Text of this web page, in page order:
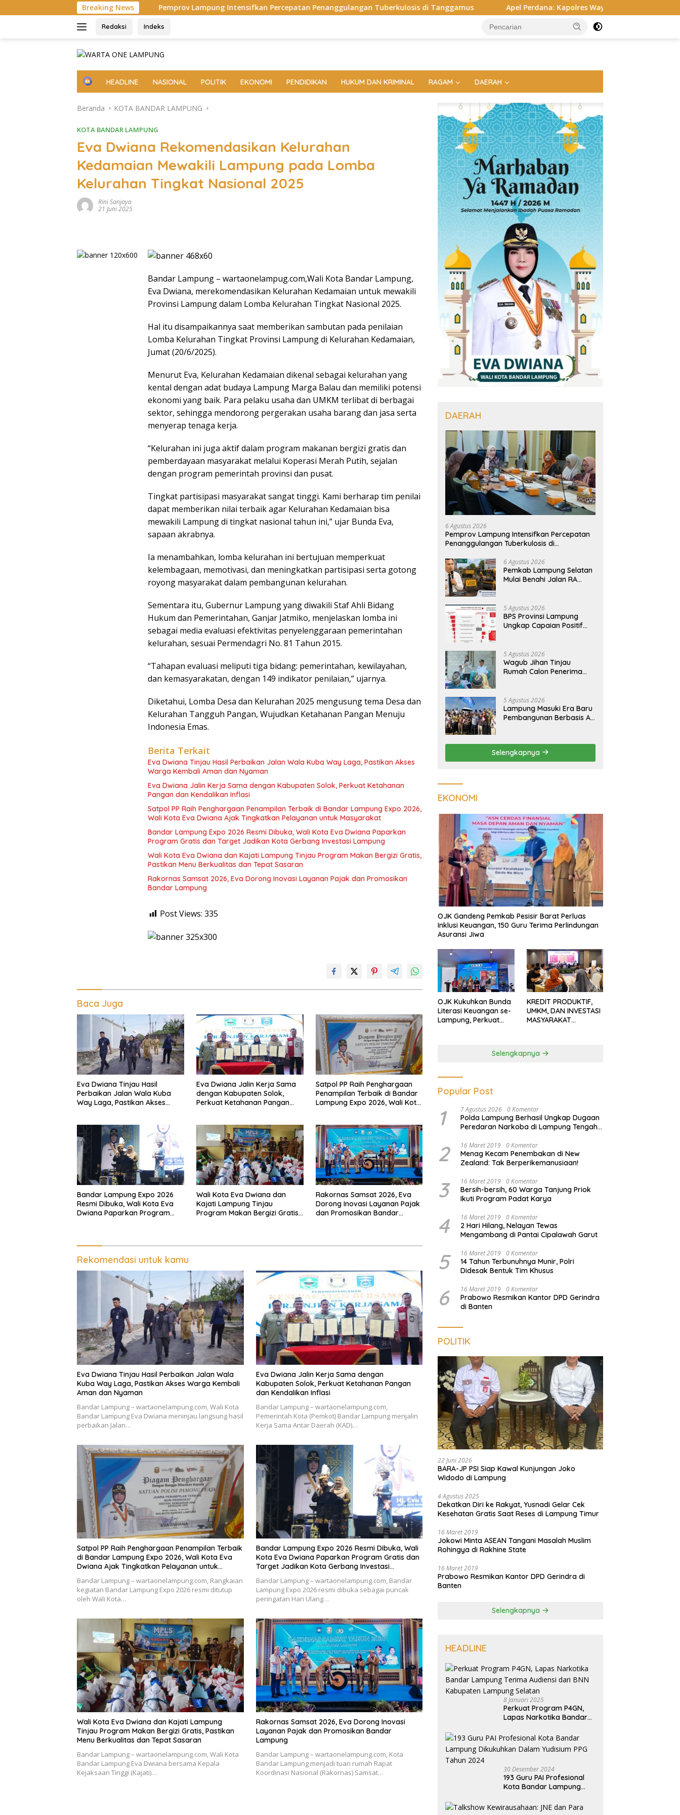
ke
Breaking News
Pemprov Lampung Intensifkan Percepatan Penanggulangan Tuberkulosis di Tanggamus Apel Perdana: Kapolres Way Kanan Tekankan Soliditas, Disiplin, hingga
Redaksi Indeks
H
e
HEADLINE NASIONAL POLITIK EKONOMI PENDIDIKAN HUKUM DAN KRIMINAL RAGAM DAERAH
Beranda KOTA BANDAR LAMPUNG
KOTA BANDAR LAMPUNG
Eva Dwiana Rekomendasikan Kelurahan
Kedamaian Mewakili Lampung pada Lomba
Kelurahan Tingkat Nasional 2025
Rini Sanjaya
21 Juni 2025
Bandar Lampung – wartaonelampug.com,Wali Kota Bandar Lampung,
Eva Dwiana, merekomendasikan Kelurahan Kedamaian untuk mewakili
Provinsi Lampung dalam Lomba Kelurahan Tingkat Nasional 2025.
Hal itu disampaikannya saat memberikan sambutan pada penilaian
Lomba Kelurahan Tingkat Provinsi Lampung di Kelurahan Kedamaian,
Jumat (20/6/2025).
Menurut Eva, Kelurahan Kedamaian dikenal sebagai kelurahan yang
kental dengan adat budaya Lampung Marga Balau dan memiliki potensi
ekonomi yang baik. Para pelaku usaha dan UMKM terlibat di berbagai
sektor, sehingga mendorong pergerakan usaha barang dan jasa serta
menyerap tenaga kerja.
“Kelurahan ini juga aktif dalam program makanan bergizi gratis dan
pemberdayaan masyarakat melalui Koperasi Merah Putih, sejalan
dengan program pemerintah provinsi dan pusat.
Tingkat partisipasi masyarakat sangat tinggi. Kami berharap tim penilai
dapat memberikan nilai terbaik agar Kelurahan Kedamaian bisa
mewakili Lampung di tingkat nasional tahun ini,” ujar Bunda Eva,
sapaan akrabnya.
Ia menambahkan, lomba kelurahan ini bertujuan memperkuat
kelembagaan, memotivasi, dan meningkatkan partisipasi serta gotong
royong masyarakat dalam pembangunan kelurahan.
Sementara itu, Gubernur Lampung yang diwakili Staf Ahli Bidang
Hukum dan Pemerintahan, Ganjar Jatmiko, menjelaskan lomba ini
sebagai media evaluasi efektivitas penyelenggaraan pemerintahan
kelurahan, sesuai Permendagri No. 81 Tahun 2015.
“Tahapan evaluasi meliputi tiga bidang: pemerintahan, kewilayahan,
dan kemasyarakatan, dengan 149 indikator penilaian,” ujarnya.
Diketahui, Lomba Desa dan Kelurahan 2025 mengusung tema Desa dan
Kelurahan Tangguh Pangan, Wujudkan Ketahanan Pangan Menuju
Indonesia Emas.
Berita Terkait
Eva Dwiana Tinjau Hasil Perbaikan Jalan Wala Kuba Way Laga, Pastikan Akses
Warga Kembali Aman dan Nyaman
Eva Dwiana Jalin Kerja Sama dengan Kabupaten Solok, Perkuat Ketahanan
Pangan dan Kendalikan Inflasi
Satpol PP Raih Penghargaan Penampilan Terbaik di Bandar Lampung Expo 2026,
Wali Kota Eva Dwiana Ajak Tingkatkan Pelayanan untuk Masyarakat
Bandar Lampung Expo 2026 Resmi Dibuka, Wali Kota Eva Dwiana Paparkan
Program Gratis dan Target Jadikan Kota Gerbang Investasi Lampung
Wali Kota Eva Dwiana dan Kajati Lampung Tinjau Program Makan Bergizi Gratis,
Pastikan Menu Berkualitas dan Tepat Sasaran
Rakornas Samsat 2026, Eva Dorong Inovasi Layanan Pajak dan Promosikan
Bandar Lampung
Post Views: 335
Baca Juga
Eva Dwiana Tinjau Hasil
Perbaikan Jalan Wala Kuba
Way Laga, Pastikan Akses
Eva Dwiana Jalin Kerja Sama
dengan Kabupaten Solok,
Perkuat Ketahanan Pangan
Satpol PP Raih Penghargaan
Penampilan Terbaik di Bandar
Lampung Expo 2026, Wali Kota
Bandar Lampung Expo 2026
Resmi Dibuka, Wali Kota Eva
Dwiana Paparkan Program
Wali Kota Eva Dwiana dan
Kajati Lampung Tinjau
Program Makan Bergizi Gratis,
Rakornas Samsat 2026, Eva
Dorong Inovasi Layanan Pajak
dan Promosikan Bandar
Rekomendasi untuk kamu
Eva Dwiana Tinjau Hasil Perbaikan Jalan Wala
Kuba Way Laga, Pastikan Akses Warga Kembali
Aman dan Nyaman
Bandar Lampung – wartaonelampung.com, Wali Kota
Bandar Lampung Eva Dwiana meninjau langsung hasil
perbaikan Jalan…
Eva Dwiana Jalin Kerja Sama dengan
Kabupaten Solok, Perkuat Ketahanan Pangan
dan Kendalikan Inflasi
Bandar Lampung – wartaonelampung.com,
Pemerintah Kota (Pemkot) Bandar Lampung menjalin
Kerja Sama Antar Daerah (KAD)…
Satpol PP Raih Penghargaan Penampilan Terbaik
di Bandar Lampung Expo 2026, Wali Kota Eva
Dwiana Ajak Tingkatkan Pelayanan untuk
Bandar Lampung – wartaonelampung.com, Rangkaian
kegiatan Bandar Lampung Expo 2026 resmi ditutup
oleh Wali Kota…
Bandar Lampung Expo 2026 Resmi Dibuka, Wali
Kota Eva Dwiana Paparkan Program Gratis dan
Target Jadikan Kota Gerbang Investasi
Bandar Lampung – wartaonelampung.com, Bandar
Lampung Expo 2026 resmi dibuka sebagai puncak
peringatan Hari Ulang…
Wali Kota Eva Dwiana dan Kajati Lampung
Tinjau Program Makan Bergizi Gratis, Pastikan
Menu Berkualitas dan Tepat Sasaran
Bandar Lampung – wartaonelampung.com, Wali Kota
Bandar Lampung Eva Dwiana bersama Kepala
Kejaksaan Tinggi (Kajati)…
Rakornas Samsat 2026, Eva Dorong Inovasi
Layanan Pajak dan Promosikan Bandar
Lampung
Bandar Lampung – wartaonelampung.com, Kota
Bandar Lampung menjadi tuan rumah Rapat
Koordinasi Nasional (Rakornas) Samsat…
DAERAH
6 Agustus 2026
Pemprov Lampung Intensifkan Percepatan
Penanggulangan Tuberkulosis di
6 Agustus 2026
Pemkab Lampung Selatan
Mulai Benahi Jalan RA
Demi Keselamatan
Pengguna Jalan
5 Agustus 2026
BPS Provinsi Lampung
Ungkap Capaian Positif
Ekonomi Terus Tumbuh
5 Agustus 2026
Wagub Jihan Tinjau
Rumah Calon Penerima
dan Serap Aspirasi
Masyarakat
5 Agustus 2026
Lampung Masuki Era Baru
Pembangunan Berbasis AI,
Mengorbit
Selengkapnya
EKONOMI
OJK Gandeng Pemkab Pesisir Barat Perluas
Inklusi Keuangan, 150 Guru Terima Perlindungan
Asuransi Jiwa
OJK Kukuhkan Bunda
Literasi Keuangan se-
Lampung, Perkuat
KREDIT PRODUKTIF,
UMKM, DAN INVESTASI
MASYARAKAT
Selengkapnya
Popular Post
1 7 Agustus 2026 0 Komentar
Polda Lampung Berhasil Ungkap Dugaan
Peredaran Narkoba di Lampung Tengah,
2 16 Maret 2019 0 Komentar
Menag Kecam Penembakan di New
Zealand: Tak Berperikemanusiaan!
3 16 Maret 2019 0 Komentar
Bersih-bersih, 60 Warga Tanjung Priok
Ikuti Program Padat Karya
4 16 Maret 2019 0 Komentar
2 Hari Hilang, Nelayan Tewas
Mengambang di Pantai Cipalawah Garut
5 16 Maret 2019 0 Komentar
14 Tahun Terbunuhnya Munir, Polri
Didesak Bentuk Tim Khusus
6 16 Maret 2019 0 Komentar
Prabowo Resmikan Kantor DPD Gerindra
di Banten
POLITIK
22 Juni 2026
BARA-JP PSI Siap Kawal Kunjungan Joko
Widodo di Lampung
4 Agustus 2025
Dekatkan Diri ke Rakyat, Yusnadi Gelar Cek
Kesehatan Gratis Saat Reses di Lampung Timur
16 Maret 2019
Jokowi Minta ASEAN Tangani Masalah Muslim
Rohingya di Rakhine State
16 Maret 2019
Prabowo Resmikan Kantor DPD Gerindra di
Banten
Selengkapnya
HEADLINE
8 Januari 2025
Perkuat Program P4GN,
Lapas Narkotika Bandar
dari BNN Kabupaten
Lampung Selatan
30 Desember 2024
193 Guru PAI Profesional
Kota Bandar Lampung
Yudisium PPG Tahun 2024